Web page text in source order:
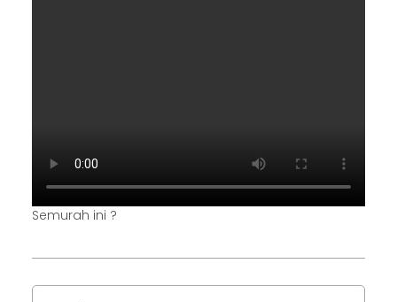
Semurah ini ?